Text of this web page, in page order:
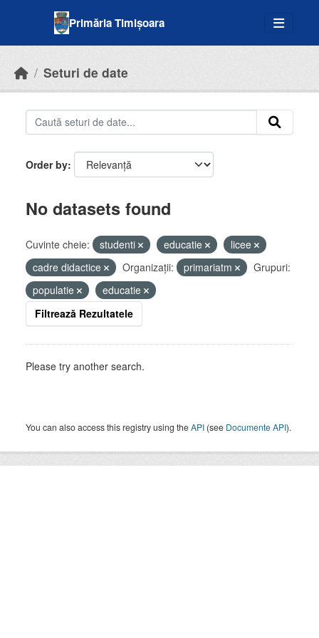
Primăria Timișoara
Seturi de date
Order by
No datasets found
Cuvinte cheie: studenti educatie
licee
cadre didactice
Organizații: primariatm
Grupuri:
populatie
educatie
Filtrează Rezultatele
Please try another search.
You can also access this registry using theAPI (see Documente API).